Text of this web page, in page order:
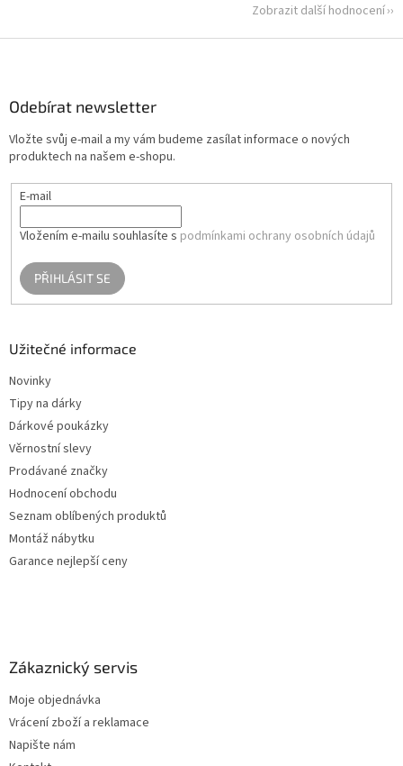
Zobrazit další hodnocení
Odebírat newsletter
Vložte svůj e-mail a my vám budeme zasílat informace o nových
produktech na našem e-shopu.
E-mail
Vložením e-mailu souhlasíte s podmínkami ochrany osobních údajů
PŘIHLÁSIT SE
Užitečné informace
Novinky
Tipy na dárky
Dárkové poukázky
Věrnostní slevy
Prodávané značky
Hodnocení obchodu
Seznam oblíbených produktů
Montáž nábytku
Garance nejlepší ceny
Zákaznický servis
Moje objednávka
Vrácení zboží a reklamace
Napište nám